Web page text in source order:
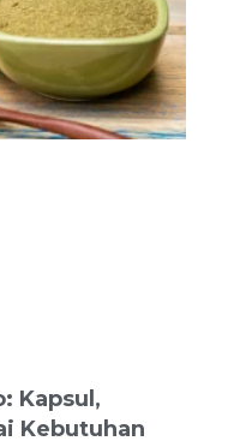
Kapsul,
Kebutuhan